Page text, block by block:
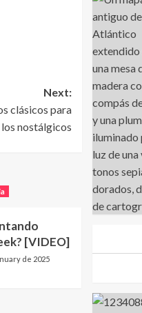
Next:
clásicos para
los nostálgicos
[VIDEO]
de 2025